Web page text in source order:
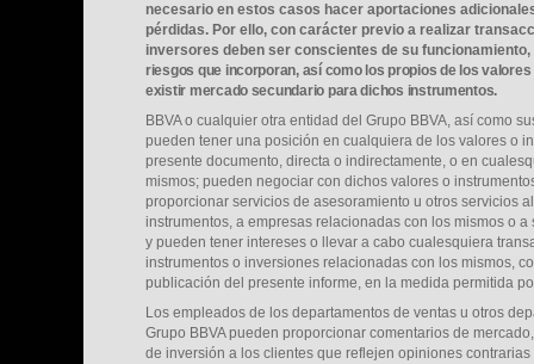
necesario en estos casos hacer aportaciones
pérdidas. Por ello, con carácter previo a realizar
inversores deben ser conscientes de su
riesgos que incorporan, así como los propios de los
existir mercado secundario para dichos instrumentos.
BBVA o cualquier otra entidad del Grupo BBVA, así como
pueden tener una posición en cualquiera de los valores o
presente documento, directa o indirectamente, o en
mismos; pueden negociar con dichos valores o
proporcionar servicios de asesoramiento u otros servicios
instrumentos, a empresas relacionadas con los mismos o
y pueden tener intereses o llevar a cabo cualesquiera
instrumentos o inversiones relacionadas con los mismos,
publicación del presente informe, en la medida permitida
Los empleados de los departamentos de ventas u otros
Grupo BBVA pueden proporcionar comentarios de
de inversión a los clientes que reflejen opiniones